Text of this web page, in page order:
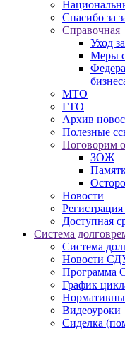
Спасибо за
Справочная
Уход
Меры
МТО
ГТО
Архив
Полезные
Поговорим
ЗОЖ
Новости
Доступная
Система
Система
Новости
Программа
График
Видеоуроки
Сиделка